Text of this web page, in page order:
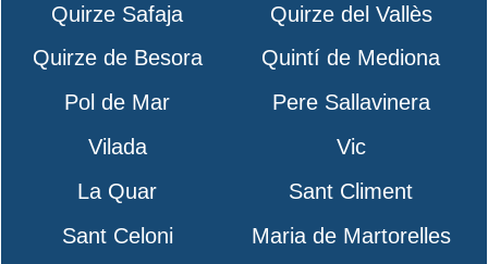
Quirze Safaja
Quirze del Vallès
Quirze de Besora
Quintí de Mediona
Pol de Mar
Pere Sallavinera
Vilada
Vic
La Quar
Sant Climent
Sant Celoni
Maria de Martorelles